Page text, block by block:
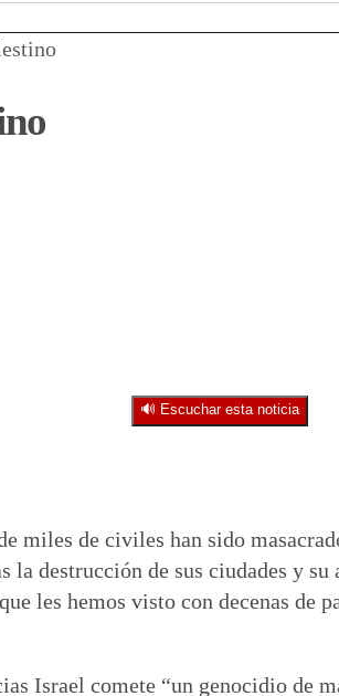
🔊 Escuchar esta noticia
miles de civiles han sido
destrucción de sus ciudades y
les hemos visto con decenas de
Israel comete “un genocidio de